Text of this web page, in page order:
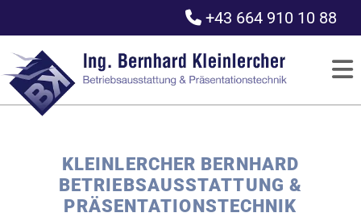
 +43 664 910 10 88
KLEINLERCHER BERNHARD
BETRIEBSAUSSTATTUNG &
PRÄSENTATIONSTECHNIK